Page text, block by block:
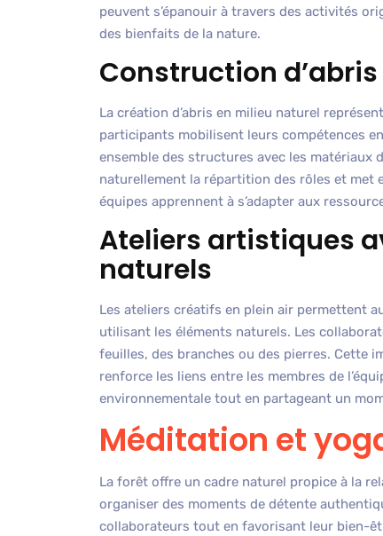
peuvent s’épanouir à travers des activités
des bienfaits de la nature.
Construction
La création d’abris en milieu naturel
participants mobilisent leurs compétences
ensemble des structures avec les
naturellement la répartition des rôles et met
équipes apprennent à s’adapter aux
Ateliers artistiques
naturels
Les ateliers créatifs en plein air permettent
utilisant les éléments naturels. Les
feuilles, des branches ou des pierres. Cette
renforce les liens entre les membres de
environnementale tout en partageant un
Méditation et
La forêt offre un cadre naturel propice à la
organiser des moments de détente
collaborateurs tout en favorisant leur bien-